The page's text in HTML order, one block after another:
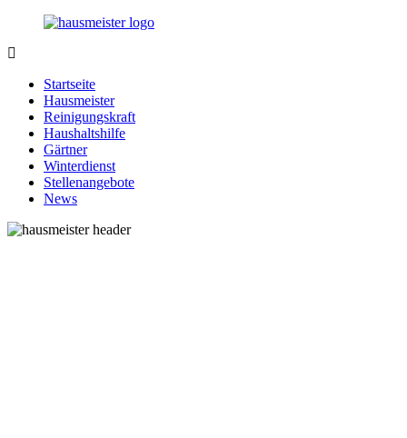
Zurück
Inhalt
Hausmeister.de
rund
Ihren
Haushalt
Startseite
Hausmeister
Reinigungskraft
Haushaltshilfe
Gärtner
Winterdienst
Stellenangebote
News